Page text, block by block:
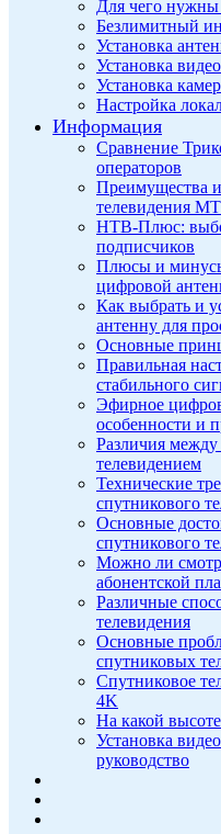
Для чего нужны
Безлимитный
Установка
Установка
Установка
Настройка
Информация
Сравнение
операторов
Преимущества
телевидения
НТВ-Плюс:
подписчиков
Плюсы и
цифровой
Как выбрать и
антенну для
Основные
Правильная
стабильного
Эфирное
особенности и
Различия
телевидением
Технические
спутникового
Основные
спутникового
Можно ли
абонентской
Различные
телевидения
Основные
спутниковых
Спутниковое
4K
На какой
Установка
руководство